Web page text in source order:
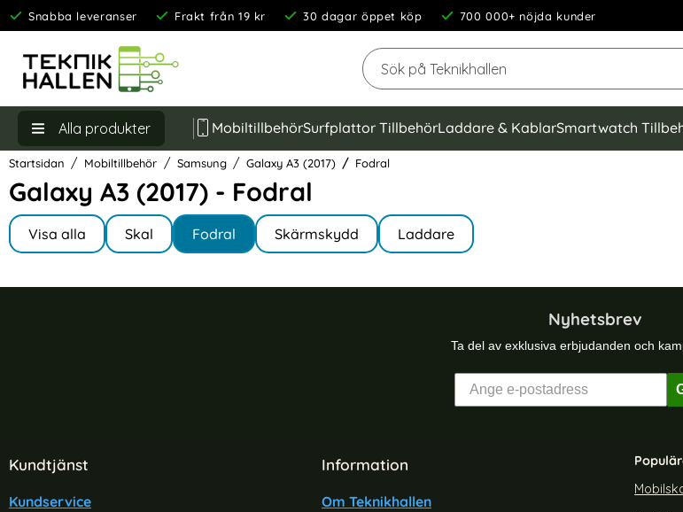
Snabba leveranser Frakt från 19 kr 30 dagar öppet köp 700 000+ nöjda kunder
Sök
Alla produkter MobiltillbehörSurfplattor TillbehörLaddare & KablarSmartwatch
Startsidan Mobiltillbehör Samsung Galaxy A3 (2017) Fodral
Galaxy A3 (2017) - Fodral
Hoppa
produkter
Underkategorier
Visa alla
I Galaxy A3 (2017)
Skal Fodral Skärmskydd Laddare
Nyhetsbrev
Ta del av exklusiva erbjudanden och
Sidfot Blandad info och länkar
Kundtjänst
Kundservice
Information
Om Teknikhallen